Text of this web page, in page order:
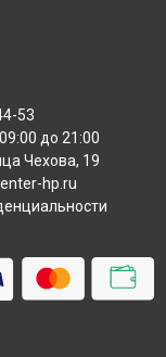
HP в
53
до 21:00
Чехова, 19
hp.ru